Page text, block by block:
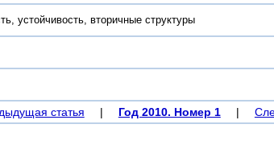
устойчивость, вторичные структуры
статья | Год 2010. Номер 1 |